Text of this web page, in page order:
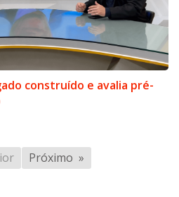
construído e avalia pré-
Próximo